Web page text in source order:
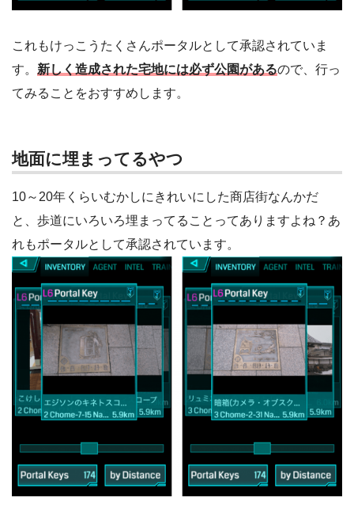
これもけっこうたくさんポータルとして承認されていま
す。 新しく造成された宅地には必ず公園があるので、行っ
てみることをおすすめします。
地面に埋まってるやつ
10～20年くらいむかしにきれいにした商店街なんかだ
と、歩道にいろいろ埋まってることってありますよね？あ
れもポータルとして承認されています。